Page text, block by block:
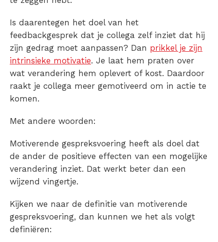
Is daarentegen het doel van het
feedbackgesprek dat je collega zelf inziet dat hij
zijn gedrag moet aanpassen? Dan prikkel je zijn
intrinsieke motivatie. Je laat hem praten over
wat verandering hem oplevert of kost. Daardoor
raakt je collega meer gemotiveerd om in actie te
komen.
Met andere woorden:
Motiverende gespreksvoering heeft als doel dat
de ander de positieve effecten van een mogelijke
verandering inziet. Dat werkt beter dan een
wijzend vingertje.
Kijken we naar de definitie van motiverende
gespreksvoering, dan kunnen we het als volgt
definiëren: